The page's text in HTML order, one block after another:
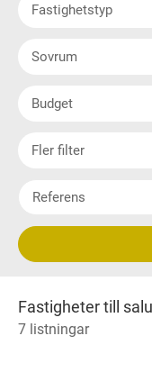
Fastighetstyp
Sovrum
Budget
Fler filter
Fastigheter till
7 listningar